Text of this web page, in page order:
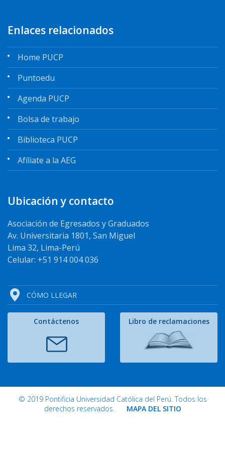
Enlaces relacionados
Home PUCP
Puntoedu
Agenda PUCP
Bolsa de trabajo
Biblioteca PUCP
Afíliate a la AEG
Ubicación y contacto
Asociación de Egresados y Graduados
Av. Universitaria 1801, San Miguel
Lima 32, Lima-Perú
Celular: +51 914 004 036
CÓMO LLEGAR
Contáctenos Libro de reclamaciones
© 2019 Pontificia Universidad Católica del Perú. Todos los
derechos reservados. MAPA DEL SITIO